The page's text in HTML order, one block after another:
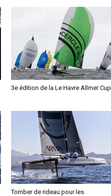
3e édition de la Le Havre Allmer Cup
Tomber de rideau pour les